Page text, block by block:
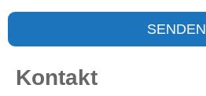
SENDEN
Kontakt